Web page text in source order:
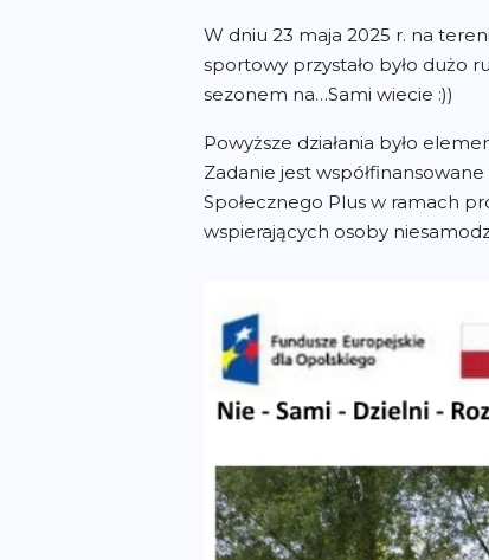
W dniu 23 maja 2025 r. na
sportowy przystało było dużo
sezonem na…Sami wiecie :))
Powyższe działania było
Zadanie jest
Społecznego Plus w ramach
wspierających osoby